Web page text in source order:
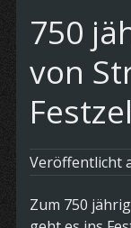
750
von
Veröffentlicht
Zum 750